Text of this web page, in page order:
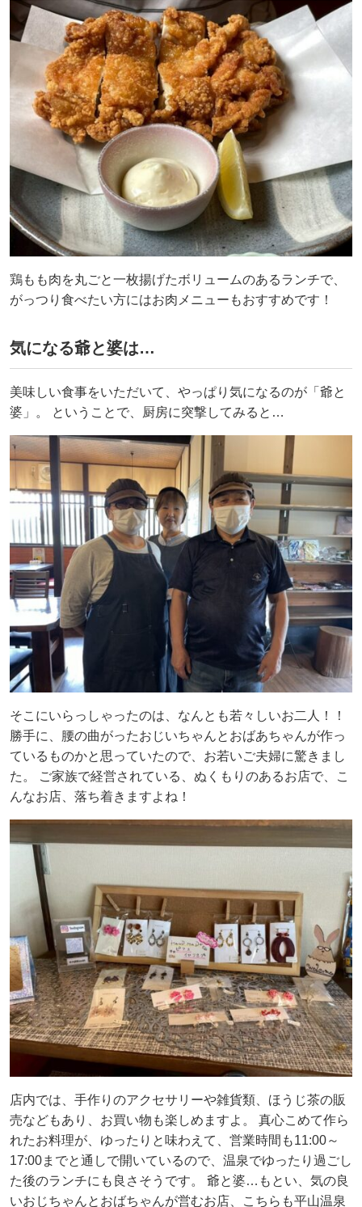
鶏もも肉を丸ごと一枚揚げたボリュームのあるランチで、
がっつり食べたい方にはお肉メニューもおすすめです！
気になる爺と婆は…
美味しい食事をいただいて、やっぱり気になるのが「爺と
婆」。 ということで、厨房に突撃してみると…
そこにいらっしゃったのは、なんとも若々しいお二人！！
勝手に、腰の曲がったおじいちゃんとおばあちゃんが作っ
ているものかと思っていたので、お若いご夫婦に驚きまし
た。 ご家族で経営されている、ぬくもりのあるお店で、こ
んなお店、落ち着きますよね！
店内では、手作りのアクセサリーや雑貨類、ほうじ茶の販
売などもあり、お買い物も楽しめますよ。 真心こめて作ら
れたお料理が、ゆったりと味わえて、営業時間も11:00～
17:00までと通しで開いているので、温泉でゆったり過ごし
た後のランチにも良さそうです。 爺と婆…もとい、気の良
いおじちゃんとおばちゃんが営むお店、こちらも平山温泉